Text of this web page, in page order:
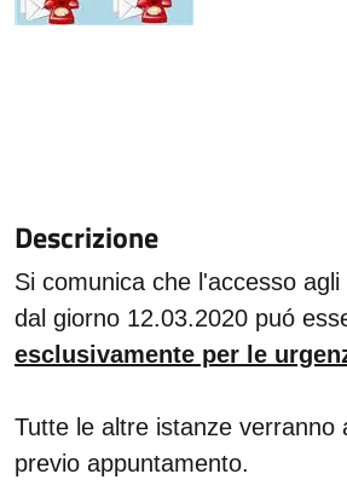
Descrizione
Si comunica che l'accesso
dal giorno 12.03.2020 puó
esclusivamente per le
Tutte le altre istanze verranno
previo appuntamento.